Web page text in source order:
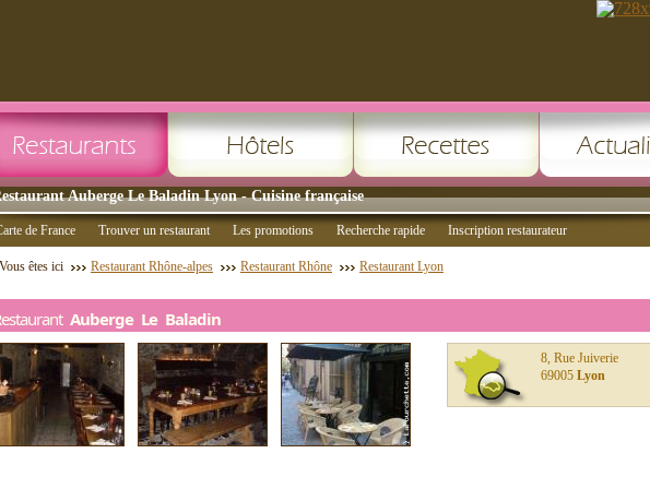
Auberge Le Baladin Lyon - Cuisine française
de France Trouver un restaurant Les promotions Recherche rapide Inscription restaurateur
Vous êtes ici Restaurant Rhône-alpes Restaurant Rhône Restaurant Lyon
Auberge Le Baladin
8, Rue Juiverie
69005 Lyon